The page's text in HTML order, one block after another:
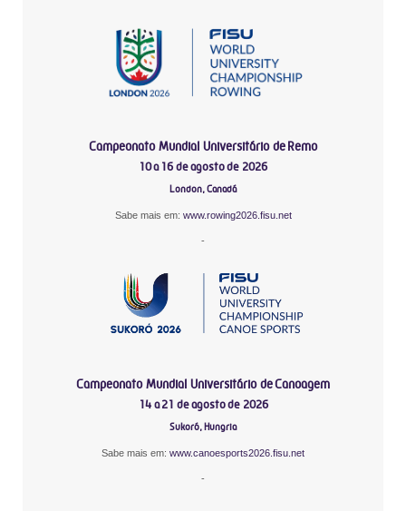
Campeonato Mundial Universitário de Remo
10 a 16 de agosto de 2026
London, Canadá
Sabe mais em: www.rowing2026.fisu.net
-
Campeonato Mundial Universitário de Canoagem
14 a 21 de agosto de 2026
Sukoró, Hungria
Sabe mais em: www.canoesports2026.fisu.net
-